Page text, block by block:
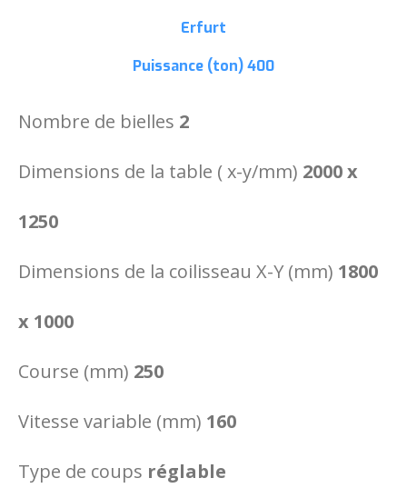
Erfurt
Puissance (ton)400
Nombre de bielles 2
Dimensions de la table ( x-y/mm) 2000 x
1250
Dimensions de la coilisseau X-Y (mm) 1800
x 1000
Course (mm) 250
Vitesse variable (mm) 160
Type de coups réglable